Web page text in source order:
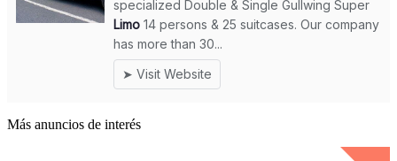
Más anuncios de interés